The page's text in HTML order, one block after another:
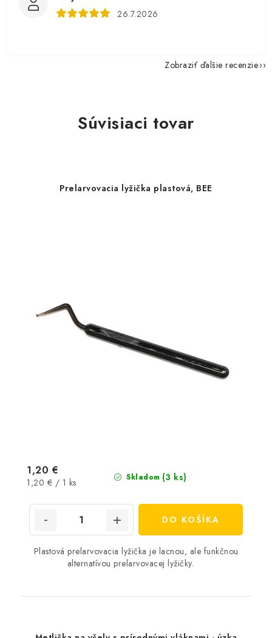
26.7.2026
Zobraziť ďalšie recenzie
Súvisiaci tovar
Prelarvovacia lyžička plastová, BEE
Skladom (3 ks)
1,20 €
Jednotková
1,20 € / 1 ks
DO KOŠÍKA
Plastová prelarvovacia lyžička je lacnou, ale funkčnou
alternatívou prelarvovacej lyžičky.